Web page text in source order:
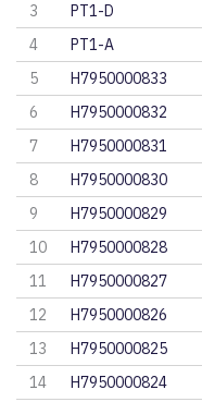
3
PT1-D
4
PT1-A
5
H7950000833
6
H7950000832
7
H7950000831
8
H7950000830
9
H7950000829
10
H7950000828
11
H7950000827
12
H7950000826
13
H7950000825
14
H7950000824